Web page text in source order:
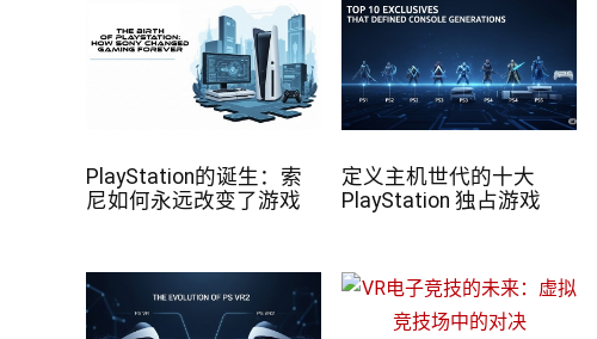
PlayStation的诞生：索
尼如何永远改变了游戏
定义主机世代的十大
PlayStation 独占游戏